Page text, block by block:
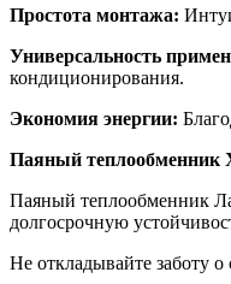
Простота монтажа:
Универсальность
кондиционирования.
Экономия энергии:
Паяный теплообменник
Паяный теплообменник
долгосрочную
Не откладывайте заботу